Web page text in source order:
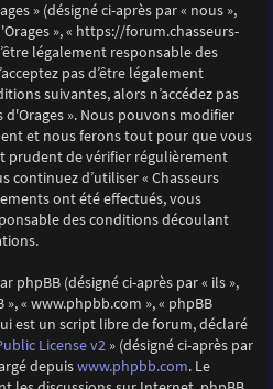
» (désigné ci-après par « nous »,
», « https://forum.chasseurs-
légalement responsable des
pas d’être légalement
suivantes, alors n’accédez pas
d'Orages ». Nous pouvons modifier
et nous ferons tout pour que vous
prudent de vérifier régulièrement
continuez d’utiliser « Chasseurs
ont été effectués, vous
des conditions découlant
phpBB (désigné ci-après par « ils »,
», « www.phpbb.com », « phpBB
est un script libre de forum, déclaré
License v2» (désigné ci-après par
depuiswww.phpbb.com. Le